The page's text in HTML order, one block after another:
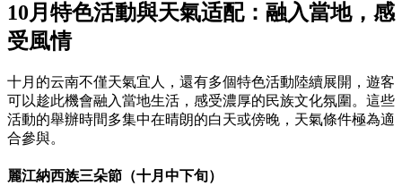
10月特色活動與天氣适配：融入當地，感
受風情
十月的云南不僅天氣宜人，還有多個特色活動陸續展開，遊客
可以趁此機會融入當地生活，感受濃厚的民族文化氛圍。這些
活動的舉辦時間多集中在晴朗的白天或傍晚，天氣條件極為適
合參與。
麗江納西族三朵節（十月中下旬）